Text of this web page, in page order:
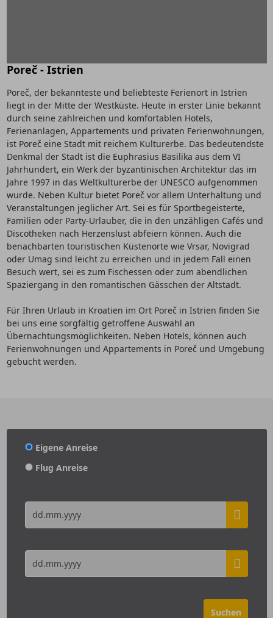
Poreč - Istrien
Poreč, der bekannteste und beliebteste Ferienort in Istrien
liegt in der Mitte der Westküste. Heute in erster Linie bekannt
durch seine zahlreichen und komfortablen Hotels,
Ferienanlagen, Appartements und privaten Ferienwohnungen,
ist Poreč eine Stadt mit reichem Kulturerbe. Das bedeutendste
Denkmal der Stadt ist die Euphrasius Basilika aus dem VI
Jahrhundert, ein Werk der byzantinischen Architektur das im
Jahre 1997 in das Weltkulturerbe der UNESCO aufgenommen
wurde. Neben Kultur bietet Poreč vor allem Unterhaltung und
Veranstaltungen jeglicher Art. Sei es für Sportbegeisterte,
Familien oder Party-Urlauber, die in den unzähligen Cafés und
Discotheken nach Herzenslust abfeiern können. Auch die
benachbarten touristischen Küstenorte wie Vrsar, Novigrad
oder Umag sind leicht zu erreichen und in jedem Fall einen
Besuch wert, sei es zum Fischessen oder zum abendlichen
Spaziergang in den romantischen Gässchen der Altstadt.
Für Ihren Urlaub in Kroatien im Ort Poreč in Istrien finden Sie
bei uns eine sorgfältig getroffene Auswahl an
Übernachtungsmöglichkeiten. Neben Hotels, können auch
Ferienwohnungen und Appartements in Poreč und Umgebung
gebucht werden.
Eigene Anreise
Flug Anreise